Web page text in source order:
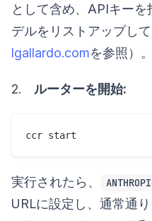
として含め、APIキー
デルをリストアップし
lgallardo.comを参照）。
2. ルーターを開始:
実行されたら、
URLに設定し、通常通り